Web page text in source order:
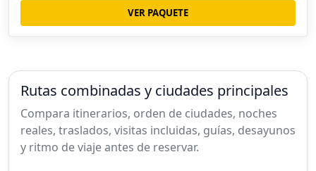
VER PAQUETE
Rutas combinadas y ciudades principales
Compara itinerarios, orden de ciudades, noches
reales, traslados, visitas incluidas, guías, desayunos
y ritmo de viaje antes de reservar.